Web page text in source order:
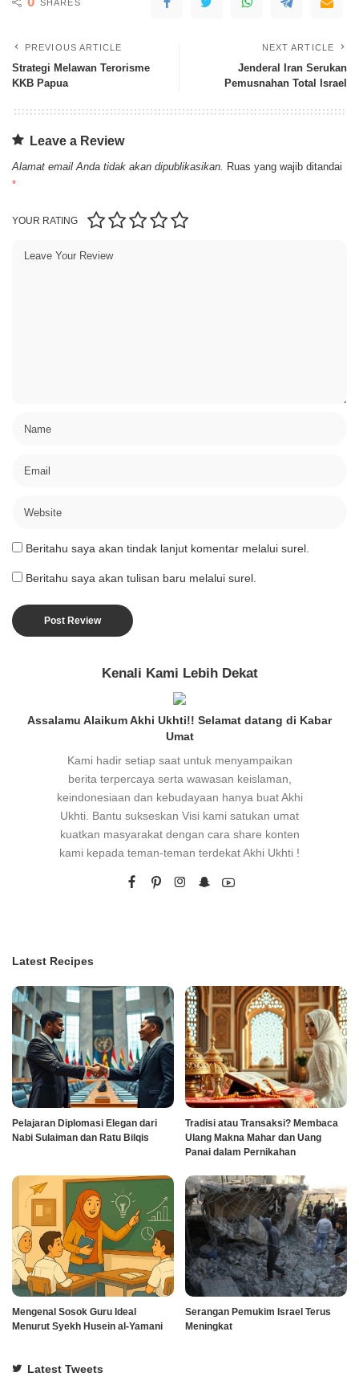
SHARES
PREVIOUS ARTICLE
Strategi Melawan Terorisme
KKB Papua
NEXT ARTICLE
Jenderal Iran Serukan
Pemusnahan Total Israel
Leave a Review
Alamat email Anda tidak akan dipublikasikan. Ruas yang wajib ditandai
*
YOUR RATING
Beritahu saya akan tindak lanjut komentar melalui surel.
Beritahu saya akan tulisan baru melalui surel.
Kenali Kami Lebih Dekat
Assalamu Alaikum Akhi Ukhti!! Selamat datang di Kabar
Umat
Kami hadir setiap saat untuk menyampaikan
berita terpercaya serta wawasan keislaman,
keindonesiaan dan kebudayaan hanya buat Akhi
Ukhti. Bantu sukseskan Visi kami satukan umat
kuatkan masyarakat dengan cara share konten
kami kepada teman-teman terdekat Akhi Ukhti !
Latest Recipes
Pelajaran Diplomasi Elegan dari
Nabi Sulaiman dan Ratu Bilqis
Tradisi atau Transaksi? Membaca
Ulang Makna Mahar dan Uang
Panai dalam Pernikahan
Mengenal Sosok Guru Ideal
Menurut Syekh Husein al-Yamani
Serangan Pemukim Israel Terus
Meningkat
Latest Tweets